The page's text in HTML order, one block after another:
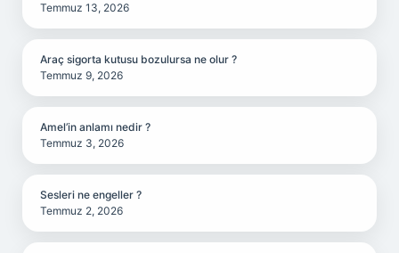
Temmuz 13, 2026
Araç sigorta kutusu bozulursa ne olur ?
Temmuz 9, 2026
Amel’in anlamı nedir ?
Temmuz 3, 2026
Sesleri ne engeller ?
Temmuz 2, 2026